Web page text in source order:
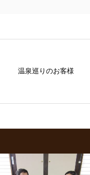
温泉巡りのお客様